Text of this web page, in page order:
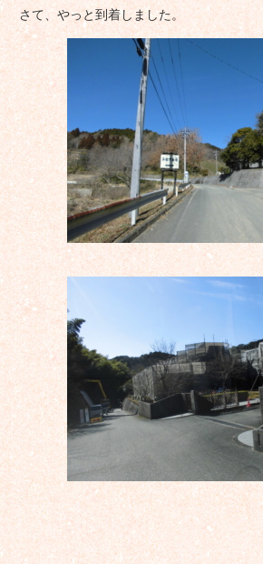
さて、やっと到着しました。